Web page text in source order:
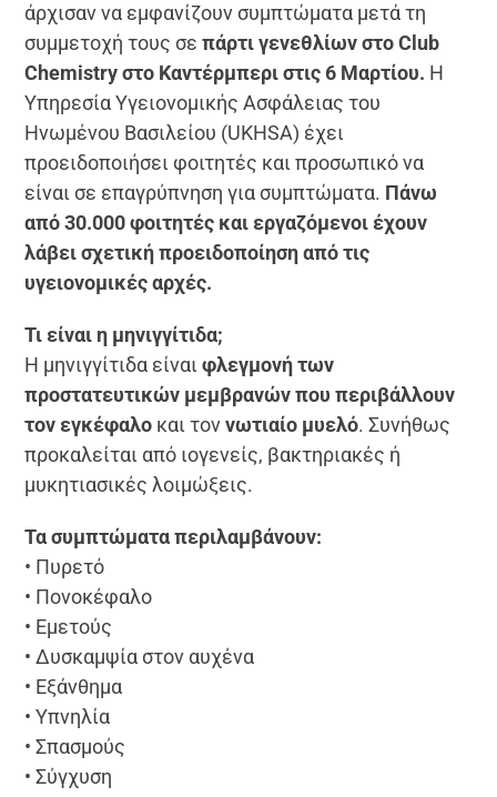
άρχισαν να εμφανίζουν συμπτώματα μετά τη
συμμετοχή τους σεπάρτι γενεθλίων στο Club
Chemistry στο Καντέρμπερι στις 6 Μαρτίου. Η
Υπηρεσία Υγειονομικής Ασφάλειας του
Ηνωμένου Βασιλείου (UKHSA) έχει
προειδοποιήσει φοιτητές και προσωπικό να
είναι σε επαγρύπνηση για συμπτώματα. Πάνω
από 30.000 φοιτητές και εργαζόμενοι έχουν
λάβει σχετική προειδοποίηση από τις
υγειονομικές αρχές.
Τι είναι η μηνιγγίτιδα;
Η μηνιγγίτιδα είναιφλεγμονή των
προστατευτικών μεμβρανών που περιβάλλουν
τον εγκέφαλο και τοννωτιαίο μυελό. Συνήθως
προκαλείται από ιογενείς, βακτηριακές ή
μυκητιασικές λοιμώξεις.
Τα συμπτώματα περιλαμβάνουν:
• Πυρετό
• Πονοκέφαλο
• Εμετούς
• Δυσκαμψία στον αυχένα
• Εξάνθημα
• Υπνηλία
• Σπασμούς
• Σύγχυση